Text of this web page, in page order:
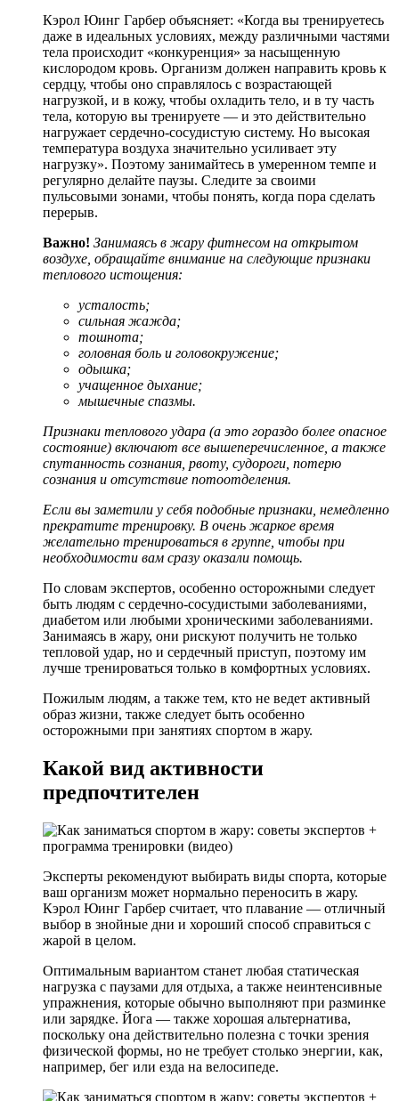
Кэрол Юинг Гарбер объясняет: «Когда вы тренируетесь
даже в идеальных условиях, между различными частями
тела происходит «конкуренция» за насыщенную
кислородом кровь. Организм должен направить кровь к
сердцу, чтобы оно справлялось с возрастающей
нагрузкой, и в кожу, чтобы охладить тело, и в ту часть
тела, которую вы тренируете — и это действительно
нагружает сердечно-сосудистую систему. Но высокая
температура воздуха значительно усиливает эту
нагрузку». Поэтому занимайтесь в умеренном темпе и
регулярно делайте паузы. Следите за своими
пульсовыми зонами, чтобы понять, когда пора сделать
перерыв.
Важно! Занимаясь в жару фитнесом на открытом
воздухе, обращайте внимание на следующие признаки
теплового истощения:
усталость;
сильная жажда;
тошнота;
головная боль и головокружение;
одышка;
учащенное дыхание;
мышечные спазмы.
Признаки теплового удара (а это гораздо более опасное
состояние) включают все вышеперечисленное, а также
спутанность сознания, рвоту, судороги, потерю
сознания и отсутствие потоотделения.
Если вы заметили у себя подобные признаки, немедленно
прекратите тренировку. В очень жаркое время
желательно тренироваться в группе, чтобы при
необходимости вам сразу оказали помощь.
По словам экспертов, особенно осторожными следует
быть людям с сердечно-сосудистыми заболеваниями,
диабетом или любыми хроническими заболеваниями.
Занимаясь в жару, они рискуют получить не только
тепловой удар, но и сердечный приступ, поэтому им
лучше тренироваться только в комфортных условиях.
Пожилым людям, а также тем, кто не ведет активный
образ жизни, также следует быть особенно
осторожными при занятиях спортом в жару.
Какой вид активности
предпочтителен
Эксперты рекомендуют выбирать виды спорта, которые
ваш организм может нормально переносить в жару.
Кэрол Юинг Гарбер считает, что плавание — отличный
выбор в знойные дни и хороший способ справиться с
жарой в целом.
Оптимальным вариантом станет любая статическая
нагрузка с паузами для отдыха, а также неинтенсивные
упражнения, которые обычно выполняют при разминке
или зарядке. Йога — также хорошая альтернатива,
поскольку она действительно полезна с точки зрения
физической формы, но не требует столько энергии, как,
например, бег или езда на велосипеде.